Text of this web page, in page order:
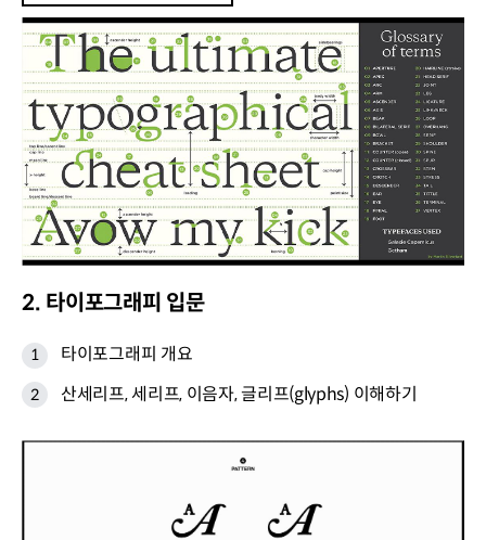
2. 타이포그래피 입문
타이포그래피 개요
산세리프, 세리프, 이음자, 글리프(glyphs) 이해하기